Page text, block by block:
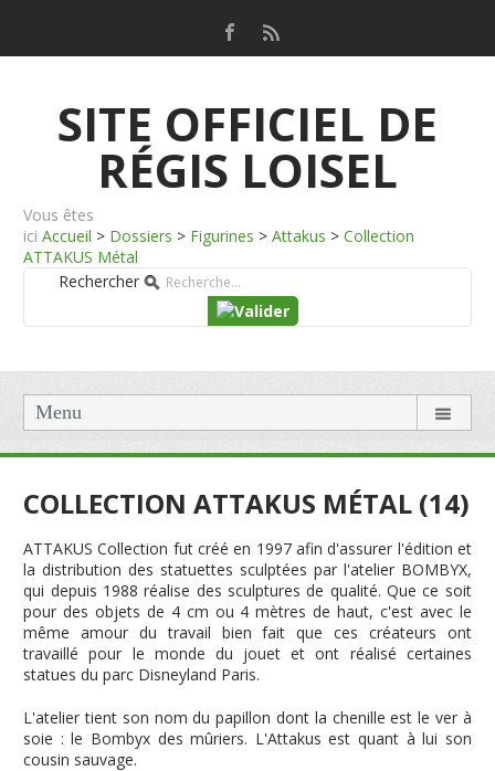
SITE OFFICIEL DE
RÉGIS LOISEL
Vous êtes
ici Accueil > Dossiers > Figurines > Attakus > Collection
ATTAKUS Métal
Rechercher
Menu
COLLECTION ATTAKUS MÉTAL (14)
ATTAKUS Collection fut créé en 1997 afin d'assurer l'édition et
la distribution des statuettes sculptées par l'atelier BOMBYX,
qui depuis 1988 réalise des sculptures de qualité. Que ce soit
pour des objets de 4 cm ou 4 mètres de haut, c'est avec le
même amour du travail bien fait que ces créateurs ont
travaillé pour le monde du jouet et ont réalisé certaines
statues du parc Disneyland Paris.
L'atelier tient son nom du papillon dont la chenille est le ver à
soie : le Bombyx des mûriers. L'Attakus est quant à lui son
cousin sauvage.